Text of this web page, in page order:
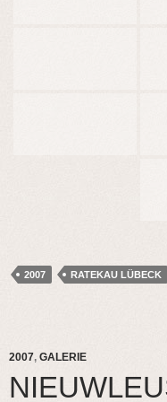
2007 RATEKAU LÜBECK
2007, GALERIE